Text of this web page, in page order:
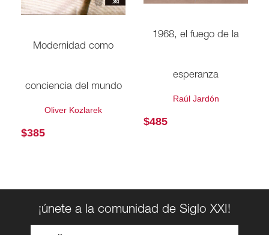
Modernidad como
conciencia del mundo
Oliver Kozlarek
$385
1968, el fuego de la
esperanza
Raúl Jardón
$485
¡únete a la comunidad de Siglo XXI!